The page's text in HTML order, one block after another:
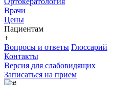
Врачи
Цены
Пациентам
+
Вопросы и ответы Глоссарий
Контакты
Версия для слабовидящих
Записаться на прием